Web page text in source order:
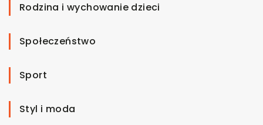
Rodzina i wychowanie dzieci
Społeczeństwo
Sport
Styl i moda